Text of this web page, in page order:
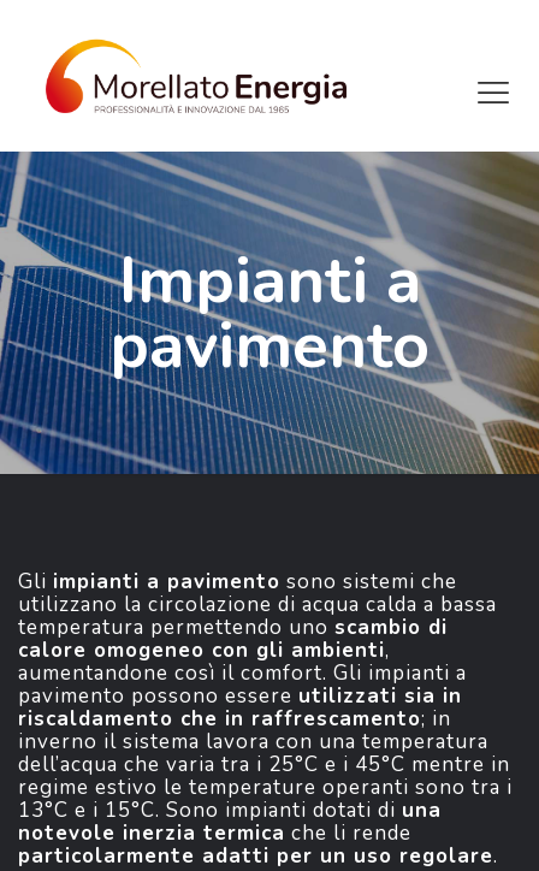
Impianti a
pavimento
Gli impianti a pavimento sono sistemi che
utilizzano la circolazione di acqua calda a bassa
temperatura permettendo uno scambio di
calore omogeneo con gli ambienti,
aumentandone così il comfort. Gli impianti a
pavimento possono essere utilizzati sia in
riscaldamento che in raffrescamento; in
inverno il sistema lavora con una temperatura
dell’acqua che varia tra i 25°C e i 45°C mentre in
regime estivo le temperature operanti sono tra i
13°C e i 15°C. Sono impianti dotati di una
notevole inerzia termica che li rende
particolarmente adatti per un uso regolare.